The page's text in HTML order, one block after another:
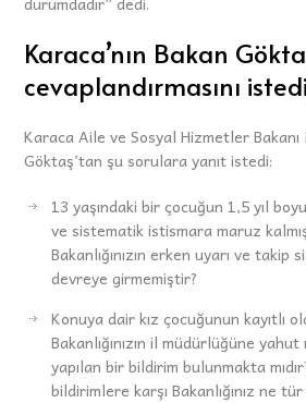
Karaca’nın Bakan
cevaplandırmasını
Karaca Aile ve Sosyal Hizmetler
Göktaş’tan şu sorulara yanıt istedi:
13 yaşındaki bir çocuğun 1,5 yıl
ve sistematik istismara maruz
Bakanlığınızın erken uyarı ve takip
devreye girmemiştir?
Konuya dair kız çocuğunun kayıtlı
Bakanlığınızın il müdürlüğüne
yapılan bir bildirim bulunmakta
bildirimlere karşı Bakanlığınız ne